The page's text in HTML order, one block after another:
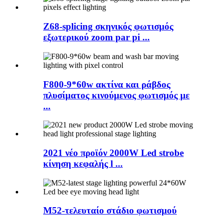
Z68-splicing σκηνικός φωτισμός
εξωτερικού zoom par pi ...
F800-9*60w ακτίνα και ράβδος
πλυσίματος κινούμενος φωτισμός με
...
2021 νέο προϊόν 2000W Led strobe
κίνηση κεφαλής l ...
M52-τελευταίο στάδιο φωτισμού